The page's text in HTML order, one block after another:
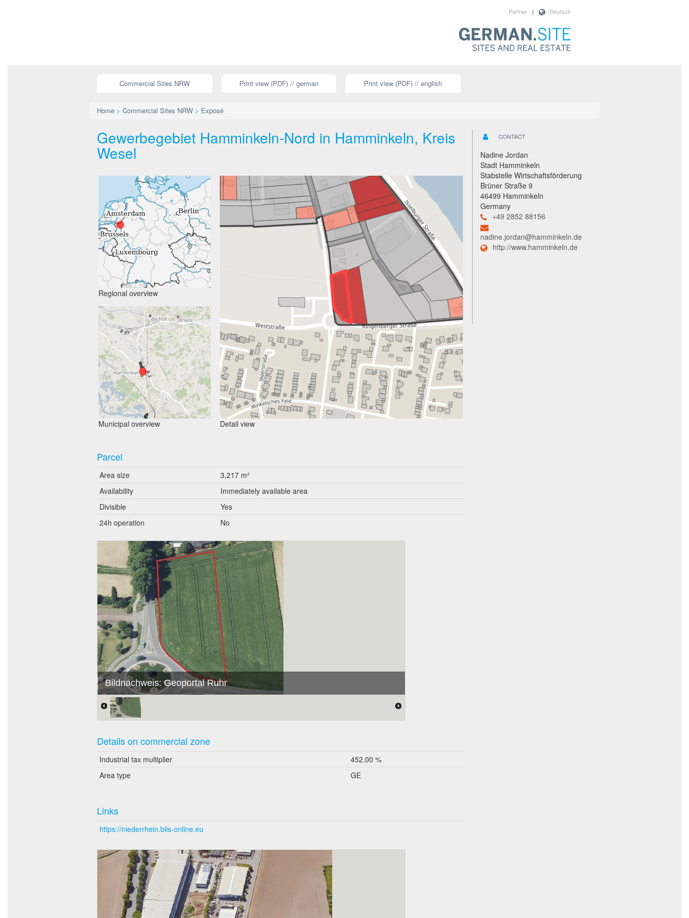
Deutsch
|
Partner
Commercial Sites NRW Print view (PDF) // german Print view (PDF) // english
Home > Commercial Sites NRW > Exposé
Gewerbegebiet Hamminkeln-Nord in Hamminkeln, Kreis
Wesel
Regional overview
Municipal overview Detail view
Parcel
Area size
3,217 m²
Availability
Immediately available area
Divisible
Yes
24h operation
No
Bildnachweis: Geoportal Ruhr
Details on commercial zone
Industrial tax multiplier
452.00 %
Area type
GE
Links
https://niederrhein.blis-online.eu
CONTACT
Nadine Jordan
Stadt Hamminkeln
Stabstelle Wirtschaftsförderung
Brüner Straße 9
46499 Hamminkeln
Germany
+49 2852 88156
nadine.jordan@hamminkeln.de
http://www.hamminkeln.de